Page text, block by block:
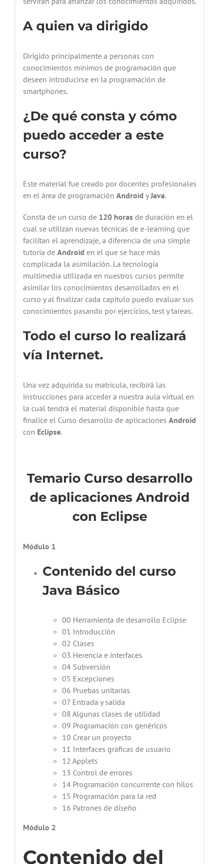
A quien va dirigido
Dirigido principalmente a personas con
conocimientos mínimos de programación que
deseen introducirse en la programación de
smartphones.
¿De qué consta y cómo
puedo acceder a este
curso?
Este material fue creado por docentes profesionales
en el área de programación Android yJava.
Consta de un curso de 120 horasde duración en el
cual se utilizan nuevas técnicas de e-learning que
facilitan el aprendizaje, a diferencia de una simple
tutoría de Android en el que se hace más
complicada la asimilación. La tecnología
multimedia utilizada en nuestros cursos permite
asimilar los conocimientos desarrollados en el
curso y al finalizar cada capítulo puedo evaluar sus
conocimientos pasando por ejercicios, test y tareas.
Todo el curso lo realizará
vía Internet.
Una vez adquirida su matrícula, recibirá las
instrucciones para acceder a nuestra aula virtual en
la cual tendrá el material disponible hasta que
finalice el Curso desarrollo de aplicaciones Android
con Eclipse.
Temario Curso desarrollo
de aplicaciones Android
con Eclipse
Módulo 1
Contenido del curso
Java Básico
00 Herramienta de desarrollo Eclipse
01 Introducción
02 Clases
03 Herencia e interfaces
04 Subversión
05 Excepciones
06 Pruebas unitarias
07 Entrada y salida
08 Algunas clases de utilidad
09 Programación con genéricos
10 Crear un proyecto
11 Interfaces gráficas de usuario
12 Applets
13 Control de errores
14 Programación concurrente con hilos
15 Programación para la red
16 Patrones de diseño
Módulo 2
Contenido del